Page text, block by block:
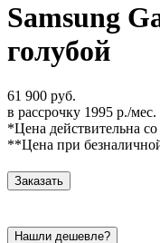
Samsung
голубой
61 900 руб.
в рассрочку 1995 р./мес.
*Цена действительна
**Цена при
Заказать
Нашли дешевле?